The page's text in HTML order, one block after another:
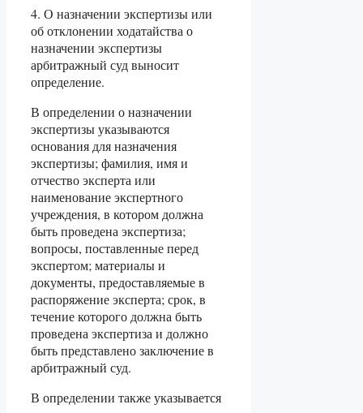
4. О назначении экспертизы или
об отклонении ходатайства о
назначении экспертизы
арбитражный суд выносит
определение.
В определении о назначении
экспертизы указываются
основания для назначения
экспертизы; фамилия, имя и
отчество эксперта или
наименование экспертного
учреждения, в котором должна
быть проведена экспертиза;
вопросы, поставленные перед
экспертом; материалы и
документы, предоставляемые в
распоряжение эксперта; срок, в
течение которого должна быть
проведена экспертиза и должно
быть представлено заключение в
арбитражный суд.
В определении также указывается